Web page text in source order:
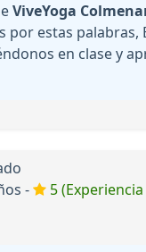
ViveYoga
por estas palabras,
en clase y
-
5